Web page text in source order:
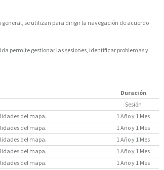
general, se utilizan para dirigir la navegación de acuerdo
permite gestionar las sesiones, identificar problemas y
Duración
Sesión
del mapa.
1 Año y 1 Mes
del mapa.
1 Año y 1 Mes
del mapa.
1 Año y 1 Mes
del mapa.
1 Año y 1 Mes
del mapa.
1 Año y 1 Mes